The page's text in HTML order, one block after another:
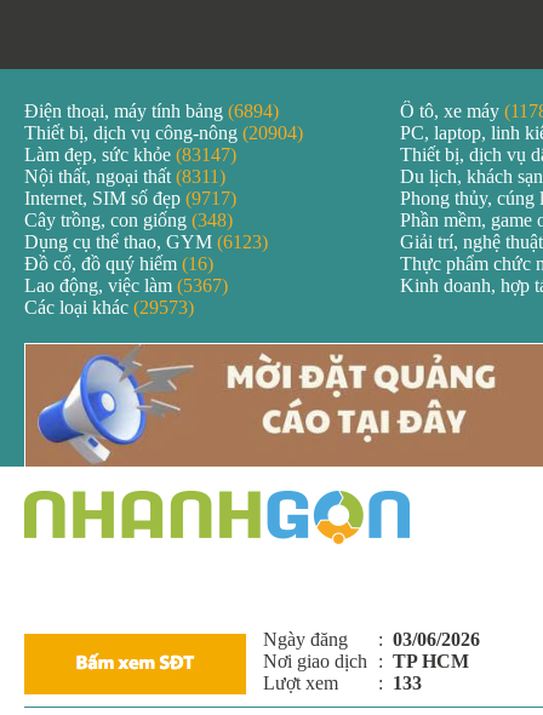
Điện thoại, máy tính bảng (6894) Ô tô, xe máy
Thiết bị, dịch vụ công-nông (20904)
PC, laptop, linh
Làm đẹp, sức khỏe (83147)
Thiết bị, dịch vụ
Nội thất, ngoại thất (8311)
Du lịch, khách
Internet, SIM số đẹp (9717)
Phong thủy, cúng
Cây trồng, con giống (348)
Phần mềm, game
Dụng cụ thể thao, GYM (6123)
Giải trí, nghệ
Đồ cổ, đồ quý hiếm (16)
Thực phẩm chức
Lao động, việc làm (5367)
Kinh doanh, hợp
Các loại khác (29573)
Ngày đăng : 03/06/2026
Nơi giao dịch : TP HCM
Lượt xem
: 133